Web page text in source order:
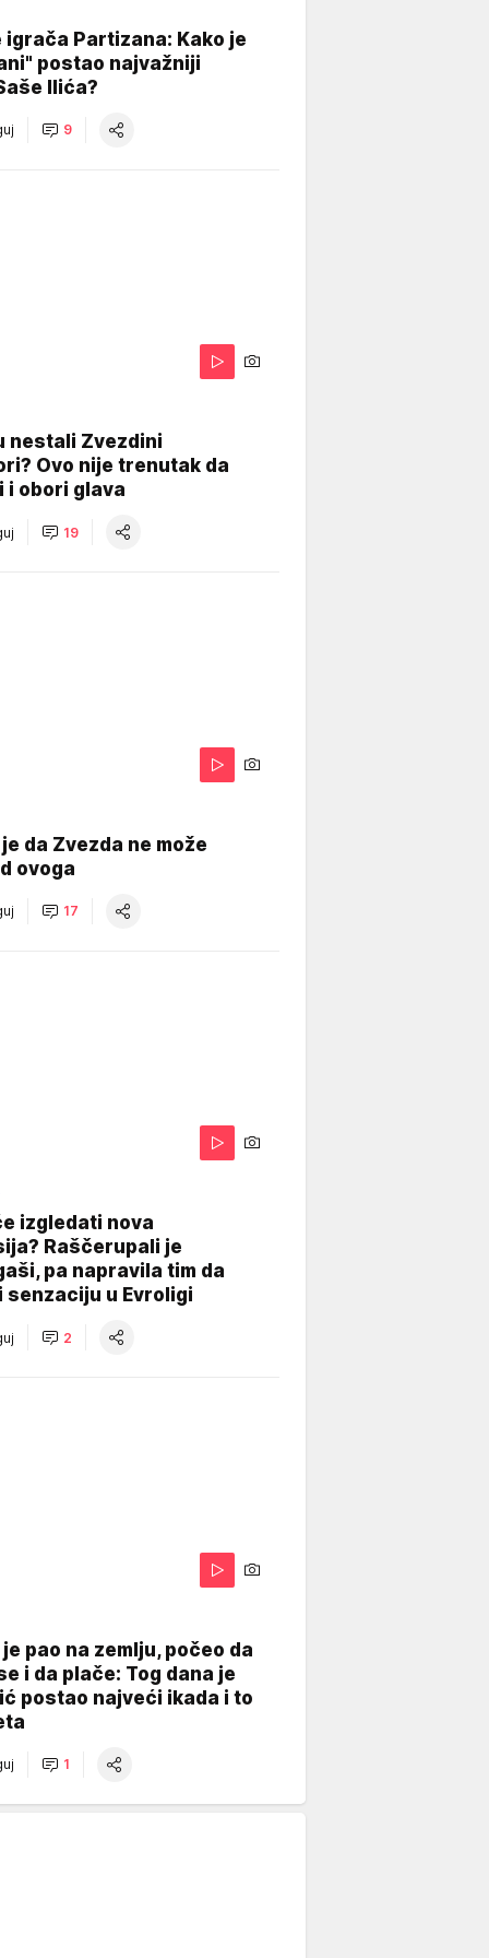
igrača Partizana: Kako je
postao najvažniji
Ilića?
9
nestali Zvezdini
Ovo nije trenutak da
i obori glava
19
da Zvezda ne može
ovoga
17
izgledati nova
Raščerupali je
pa napravila tim da
senzaciju u Evroligi
2
pao na zemlju, počeo da
i da plače: Tog dana je
postao najveći ikada i to
1